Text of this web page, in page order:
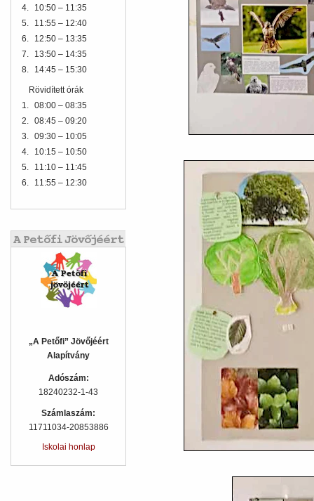
4.
10:50 – 11:35
5.
11:55 – 12:40
6.
12:50 – 13:35
7.
13:50 – 14:35
8.
14:45 – 15:30
Rövidített órák
1. 08:00 – 08:35
2. 08:45 – 09:20
3. 09:30 – 10:05
4.
10:15 – 10:50
5.
11:10 – 11:45
6.
11:55 – 12:30
„A Petőfi” Jövőjéért
Alapítvány
Adószám:
18240232-1-43
Számlaszám:
11711034-20853886
Iskolai honlap